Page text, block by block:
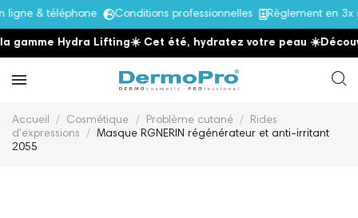
& téléphone Conditions professionnelles Règlement en 3x
Hydra Lifting☀️ Cet été, hydratez votre peau ☀️
Accueil Cosmétique Problème cutané
Rides
d'expressions
Masque RGNERIN régénérateur et anti-irritant
2055